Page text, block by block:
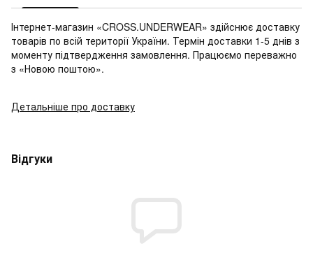
Інтернет-магазин «CROSS.UNDERWEAR» здійснює доставку
товарів по всій території України. Термін доставки 1-5 днів з
моменту підтвердження замовлення. Працюємо переважно
з «Новою поштою».
Детальніше про доставку
Відгуки